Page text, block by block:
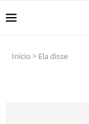
Início > Ela disse